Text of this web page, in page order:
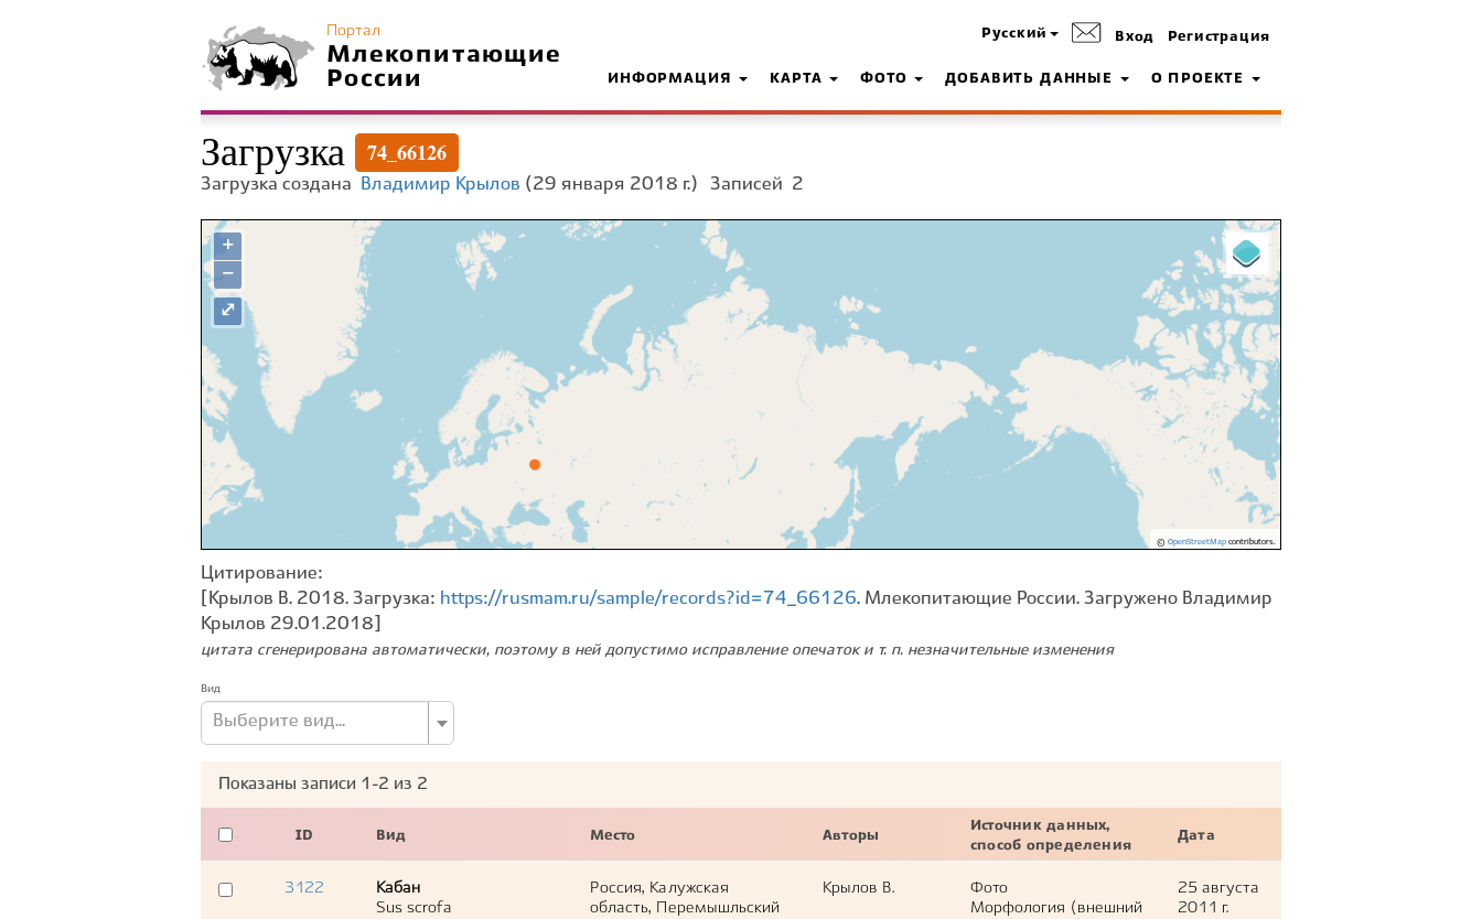
Портал
Млекопитающие
России
Русский Вход Регистрация
ИНФОРМАЦИЯ КАРТА ФОТО ДОБАВИТЬ ДАННЫЕ О ПРОЕКТЕ
Загрузка 74_66126
Загрузка создана Владимир Крылов (29 января 2018 г.) Записей 2
+
−
© OpenStreetMapcontributors.
⤢
Цитирование:
[Крылов В. 2018. Загрузка: https://rusmam.ru/sample/records?id=74_66126. Млекопитающие России. Загружено Владимир
Крылов 29.01.2018]
цитата сгенерирована автоматически, поэтому в ней допустимо исправление опечаток и т. п. незначительные изменения
Вид
Выберите вид...
Показаны записи 1-2 из 2
ID Вид Место Авторы
Источник данных,
способ определения
Дата
3122
Кабан
Sus scrofa
Россия, Калужская
область, Перемышльский
Крылов В.
Фото
Морфология (внешний
25 августа
2011 г.